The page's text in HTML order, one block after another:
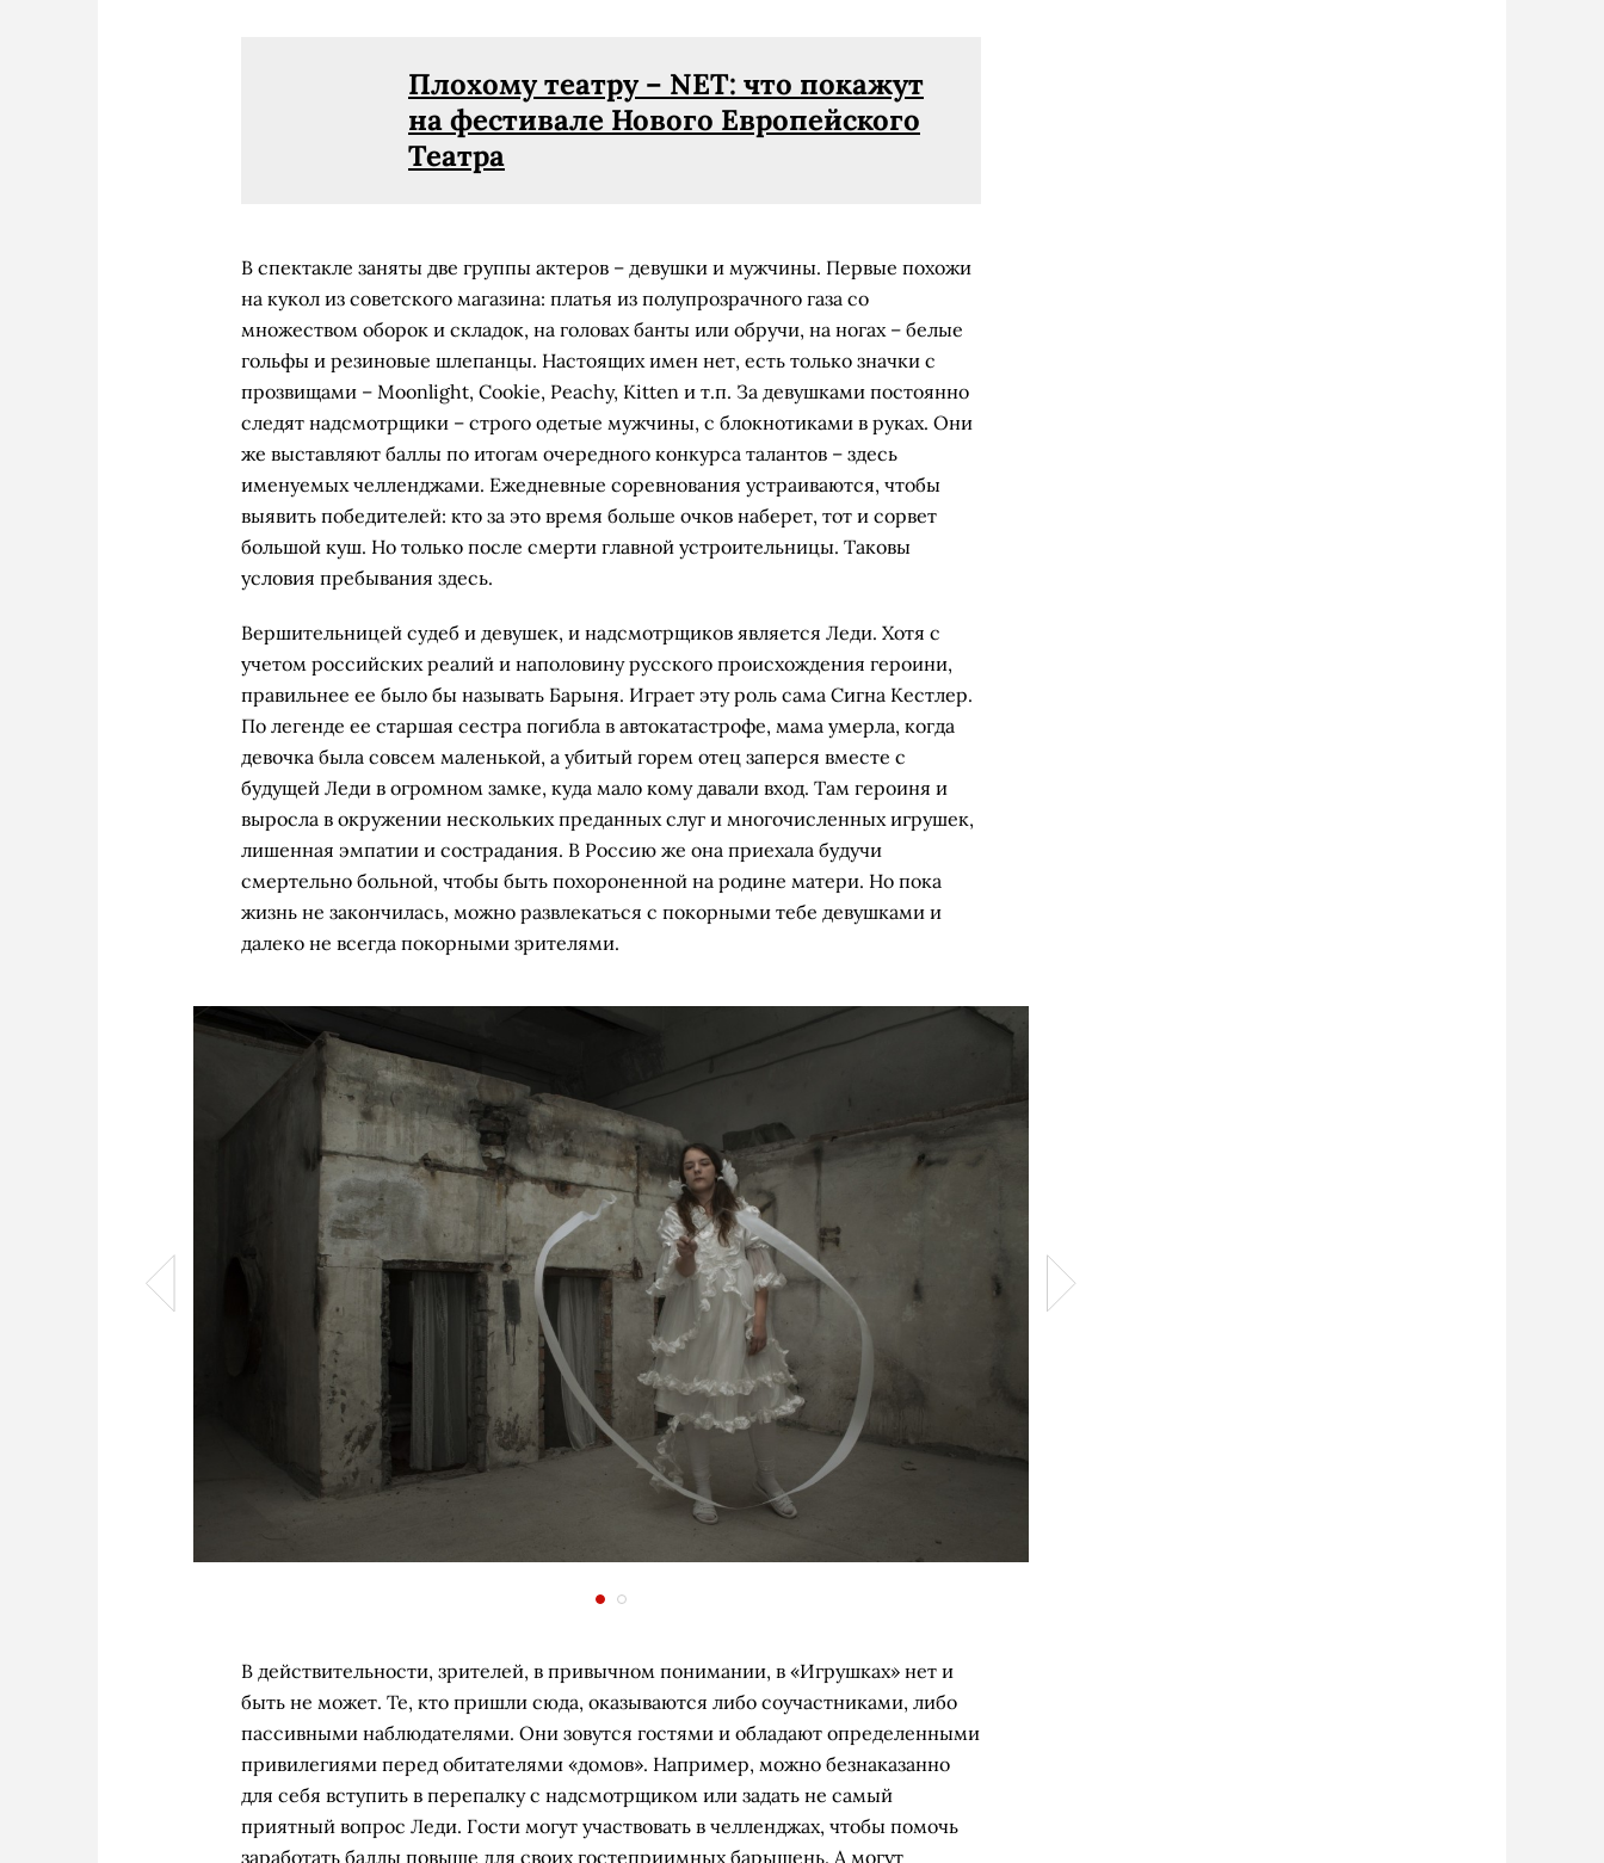
Плохому театру – NET: что покажут
на фестивале Нового Европейского
Театра
В спектакле заняты две группы актеров – девушки и мужчины. Первые похожи
на кукол из советского магазина: платья из полупрозрачного газа со
множеством оборок и складок, на головах банты или обручи, на ногах – белые
гольфы и резиновые шлепанцы. Настоящих имен нет, есть только значки с
прозвищами – Moonlight, Cookie, Peachy, Kitten и т.п. За девушками постоянно
следят надсмотрщики – строго одетые мужчины, с блокнотиками в руках. Они
же выставляют баллы по итогам очередного конкурса талантов – здесь
именуемых челленджами. Ежедневные соревнования устраиваются, чтобы
выявить победителей: кто за это время больше очков наберет, тот и сорвет
большой куш. Но только после смерти главной устроительницы. Таковы
условия пребывания здесь.
Вершительницей судеб и девушек, и надсмотрщиков является Леди. Хотя с
учетом российских реалий и наполовину русского происхождения героини,
правильнее ее было бы называть Барыня. Играет эту роль сама Сигна Кестлер.
По легенде ее старшая сестра погибла в автокатастрофе, мама умерла, когда
девочка была совсем маленькой, а убитый горем отец заперся вместе с
будущей Леди в огромном замке, куда мало кому давали вход. Там героиня и
выросла в окружении нескольких преданных слуг и многочисленных игрушек,
лишенная эмпатии и сострадания. В Россию же она приехала будучи
смертельно больной, чтобы быть похороненной на родине матери. Но пока
жизнь не закончилась, можно развлекаться с покорными тебе девушками и
далеко не всегда покорными зрителями.
В действительности, зрителей, в привычном понимании, в «Игрушках» нет и
быть не может. Те, кто пришли сюда, оказываются либо соучастниками, либо
пассивными наблюдателями. Они зовутся гостями и обладают определенными
привилегиями перед обитателями «домов». Например, можно безнаказанно
для себя вступить в перепалку с надсмотрщиком или задать не самый
приятный вопрос Леди. Гости могут участвовать в челленджах, чтобы помочь
заработать баллы повыше для своих гостеприимных барышень. А могут